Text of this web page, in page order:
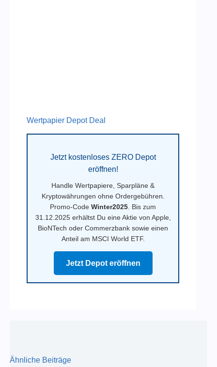
Wertpapier Depot Deal
Jetzt kostenloses ZERO Depot
eröffnen!
Handle Wertpapiere, Sparpläne &
Kryptowährungen ohne Ordergebühren.
Promo-CodeWinter2025 . Bis zum
31.12.2025 erhältst Du eine Aktie von Apple,
BioNTech oder Commerzbank sowie einen
Anteil am MSCI World ETF.
Jetzt Depot eröffnen
Ähnliche Beiträge